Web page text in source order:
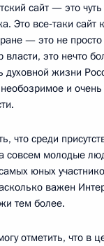
сайт — это
Это все‑таки сайт
— это не просто
это нечто
духовной жизни
и очень
что среди
совсем молодые
юных
важен
тем более.
отметить, что в